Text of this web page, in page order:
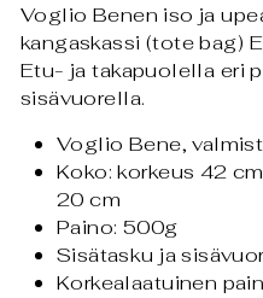
Voglio Benen iso ja
kangaskassi (tote bag)
Etu- ja takapuolella eri
sisävuorella.
Voglio Bene,
Koko: korkeus 42
20 cm
Paino: 500g
Sisätasku ja
Korkealaatuinen